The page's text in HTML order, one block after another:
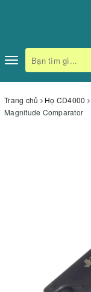
Toggle
navigation
Trang chủ Họ CD4000
Magnitude Comparator